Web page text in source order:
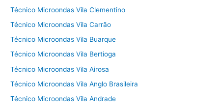
Técnico Microondas Vila Clementino
Técnico Microondas Vila Carrão
Técnico Microondas Vila Buarque
Técnico Microondas Vila Bertioga
Técnico Microondas Vila Airosa
Técnico Microondas Vila Anglo Brasileira
Técnico Microondas Vila Andrade